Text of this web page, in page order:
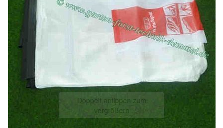
Doppelt antippen zum
vergrößern